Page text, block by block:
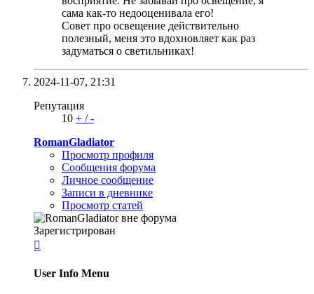
сама как-то недооценивала его!
Совет про освещение действительно
полезный, меня это вдохновляет как раз
задуматься о светильниках!
2024-11-07, 21:31
Репутация
10 + /-
RomanGladiator
Просмотр профиля
Сообщения форума
Личное сообщение
Записи в дневнике
Просмотр статей
Зарегистрирован

User Info Menu